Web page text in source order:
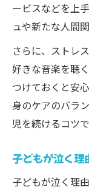
子ども
子ども
優秀な
子ども
最新支援制
子ども
子ども
厚生労
ービスなどを上
ュや新たな人間
さらに、ストレ
好きな音楽を聴
つけておくと安
身のケアのバラ
児を続けるコツで
子どもが泣く理
子どもが泣く理